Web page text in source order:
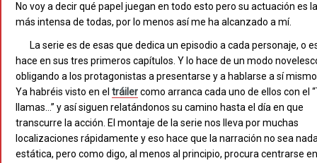
No voy a decir qué papel juegan en todo esto pero su actuación es la
más intensa de todas, por lo menos así me ha alcanzado a mí.
La serie es de esas que dedica un episodio a cada personaje, o
hace en sus tres primeros capítulos. Y lo hace de un modo
obligando a los protagonistas a presentarse y a hablarse a sí
Ya habréis visto en el tráilercomo arranca cada uno de ellos con el
llamas…” y así siguen relatándonos su camino hasta el día en que
transcurre la acción. El montaje de la serie nos lleva por muchas
localizaciones rápidamente y eso hace que la narración no sea
estática, pero como digo, al menos al principio, procura centrarse